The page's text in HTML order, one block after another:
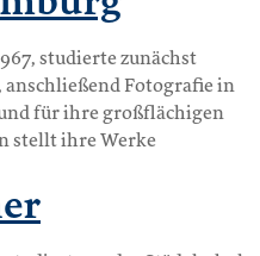
studierte zunächst
Fotografie in
für ihre großflächigen
stellt ihre Werke